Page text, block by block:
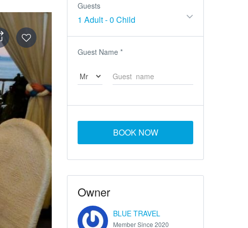
Guests
1 Adult-0 Child
Guest Name *
BOOK NOW
Owner
BLUE TRAVEL
Member Since 2020